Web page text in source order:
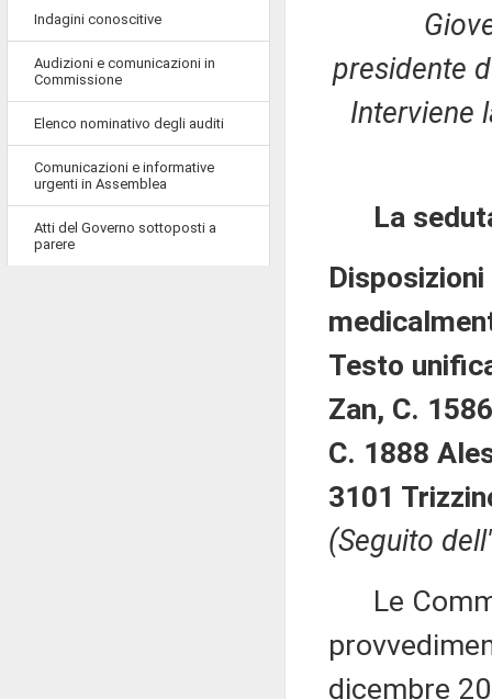
Indagini conoscitive
Audizioni e comunicazioni in
Commissione
Elenco nominativo degli auditi
Comunicazioni e informative
urgenti in Assemblea
Atti del Governo sottoposti a
parere
presidente
Interviene
La
Testo
Zan, C.
C. 1888
3101
(Seguito
Le
dicembre